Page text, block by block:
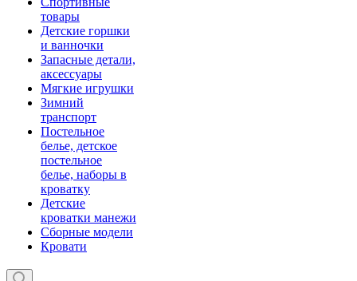
товары
Детские горшки
и ванночки
Запасные детали,
аксессуары
Мягкие игрушки
Зимний
транспорт
Постельное
белье, детское
постельное
белье, наборы в
кроватку
Детские
кроватки манежи
Сборные модели
Кровати